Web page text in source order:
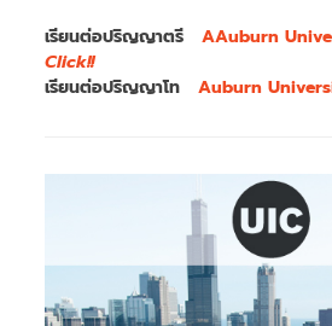
เรียนต่อปริญญาตรีAAuburn
Click!!
เรียนต่อปริญญาโทAuburn